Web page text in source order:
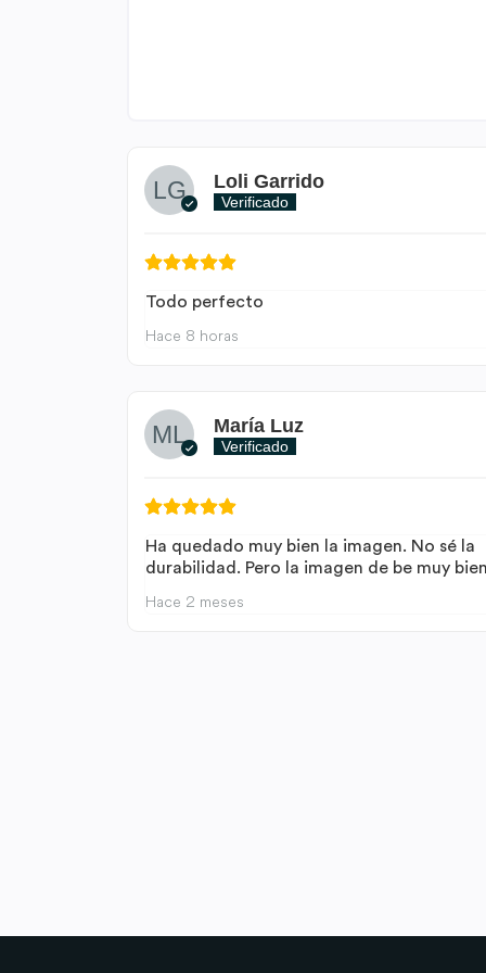
Loli Garrido
Verificado
Todo perfecto
Hace 8 horas
María Luz
Verificado
Ha quedado muy bien la imagen. No sé la
durabilidad. Pero la imagen de be muy
Hace 2 meses